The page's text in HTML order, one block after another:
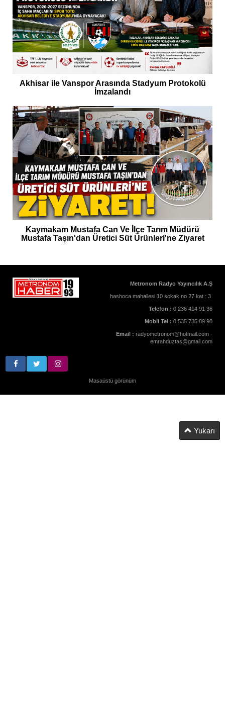
Akhisar ile Vanspor Arasında Stadyum Protokolü
İmzalandı
Kaymakam Mustafa Can Ve İlçe Tarım Müdürü
Mustafa Taşın'dan Üretici Süt Ürünleri'ne Ziyaret
Metronom Radyo Yayıncılık A.Ş
hashoca mahallesi 10 sokak no 27 kat : 3
Telefon : 0 236 414 91 36
Mobil Tel : 0 535 735 89 90
Email : radyometronom@hotmail.com -
emrahduztas@gmail.com
Masaüstü görünüm
Yukarı